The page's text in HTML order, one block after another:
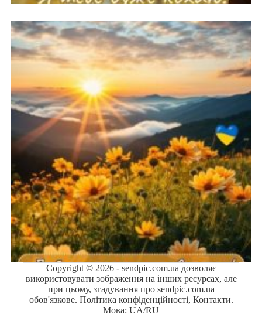
Copyright © 2026 - sendpic.com.ua дозволяє
використовувати зображення на інших ресурсах, але
при цьому, згадування про sendpic.com.ua
обов'язкове. Політика конфіденційності, Контакти.
Мова: UA/RU